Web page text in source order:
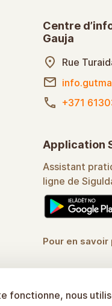
Centre
Gauja
Rue
+371
Application
Assistant
ligne de
Pour en savoir
fonctionne, nous